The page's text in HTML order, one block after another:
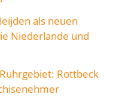
als neuen
Niederlande und
Rottbeck